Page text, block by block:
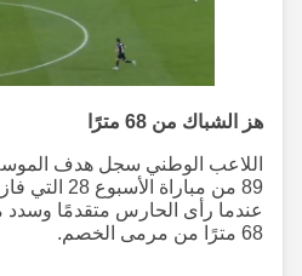
هز الشباك من 68 مترًا
اللاعب الوطني سجل هدف الموسم
عندما رأى الحارس متقدمًا وسدد
68 مترًا من مرمى الخصم.